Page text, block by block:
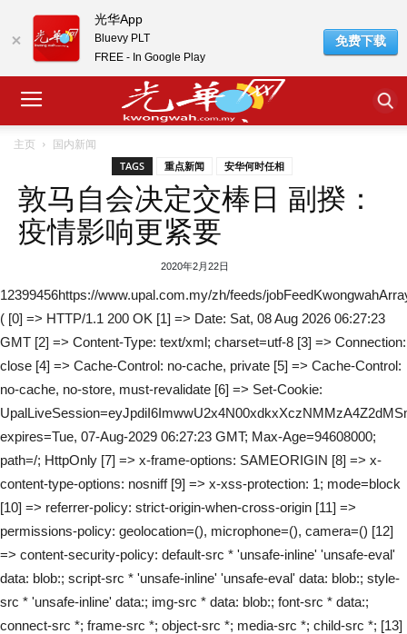
主页 国内新闻
TAGS 重点新闻 安华何时任相
敦马自会决定交棒日 副揆：
疫情影响更紧要
2020年2月22日
12399456https://www.upal.com.my/zh/feeds/
( [0] => HTTP/1.1 200 OK [1] => Date: Sat, 08 Aug 2026 06:27:23
GMT [2] => Content-Type: text/xml; charset=utf-8 [3] => Connection:
close [4] => Cache-Control: no-cache, private [5] => Cache-Control:
no-cache, no-store, must-revalidate [6] => Set-Cookie:
expires=Tue, 07-Aug-2029 06:27:23 GMT; Max-Age=94608000;
path=/; HttpOnly [7] => x-frame-options: SAMEORIGIN [8] => x-
content-type-options: nosniff [9] => x-xss-protection: 1; mode=block
[10] => referrer-policy: strict-origin-when-cross-origin [11] =>
permissions-policy: geolocation=(), microphone=(), camera=() [12]
=> content-security-policy: default-src * 'unsafe-inline' 'unsafe-eval'
data: blob:; script-src * 'unsafe-inline' 'unsafe-eval' data: blob:; style-
src * 'unsafe-inline' data:; img-src * data: blob:; font-src * data:;
connect-src *; frame-src *; object-src *; media-src *; child-src *; [13]
光华App
Bluevy PLT
FREE - In Google Play
免费下载